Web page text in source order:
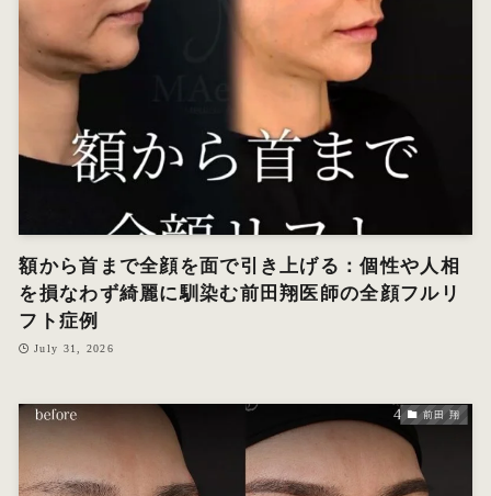
額から首まで全顔を面で引き上げる：個性や人相
を損なわず綺麗に馴染む前田翔医師の全顔フルリ
フト症例
July 31, 2026
前田 翔